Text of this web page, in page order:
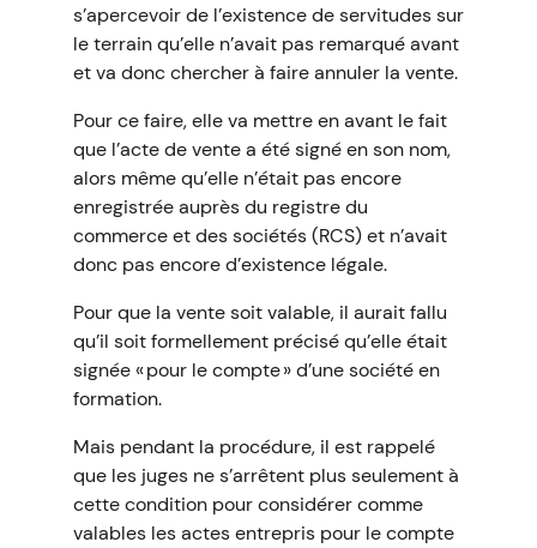
s’apercevoir de l’existence de servitudes sur
le terrain qu’elle n’avait pas remarqué avant
et va donc chercher à faire annuler la vente.
Pour ce faire, elle va mettre en avant le fait
que l’acte de vente a été signé en son nom,
alors même qu’elle n’était pas encore
enregistrée auprès du registre du
commerce et des sociétés (RCS) et n’avait
donc pas encore d’existence légale.
Pour que la vente soit valable, il aurait fallu
qu’il soit formellement précisé qu’elle était
signée « pour le compte » d’une société en
formation.
Mais pendant la procédure, il est rappelé
que les juges ne s’arrêtent plus seulement à
cette condition pour considérer comme
valables les actes entrepris pour le compte